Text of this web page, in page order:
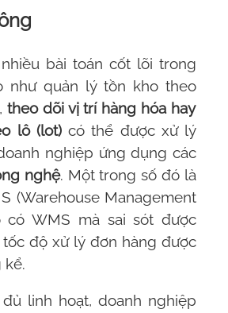
bài toán cốt lõi trong
như quản lý tồn kho theo
theo dõi vị trí hàng hóa hay
lô (lot)có thể được xử lý
nghiệp ứng dụng các
nghệ. Một trong số đó là
(Warehouse Management
cóWMS mà sai sót được
độ xử lý đơn hàng được
kể.
linh hoạt, doanh nghiệp